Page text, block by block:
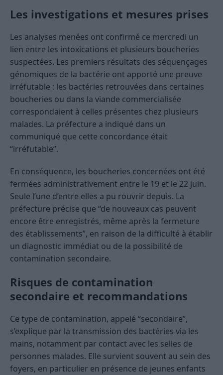
Les investigations et mesures prises
Les analyses menées ont confirmé ce mercredi un
lien entre les intoxications et plusieurs boucheries
suspectées. Les premiers résultats des séquençages
génomiques de la bactérie ont apporté une preuve
irréfutable : les bactéries retrouvées dans certaines
boucheries ou dans la viande commercialisée
correspondaient à celles présentes chez plusieurs
malades. La préfecture a indiqué dans un
communiqué que cette concordance était
“irréfutable”.
En conséquence, les boucheries concernées ont été
fermées administrativement entre le 19 et le 22 juin.
Seule l’une d’entre elles a pu rouvrir depuis. La
préfecture précise que “de nouveaux cas peuvent
encore être enregistrés, même après la fermeture
des établissements”, en raison de la difficulté à établir
un diagnostic immédiat ou de la possibilité de
contamination secondaire.
Risques de contamination
secondaire et recommandations
Ce type de contamination, appelé “secondaire”,
s’explique par la transmission des bactéries via les
mains, notamment par contact avec les selles de
personnes malades. Elle survient souvent au sein des
foyers, en particulier en présence de jeunes enfants